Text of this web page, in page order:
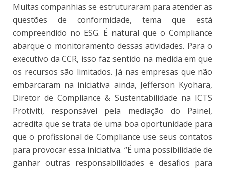
Muitas companhias se estruturaram para atender as
questões de conformidade, tema que está
compreendido no ESG. É natural que o Compliance
abarque o monitoramento dessas atividades. Para o
executivo da CCR, isso faz sentido na medida em que
os recursos são limitados. Já nas empresas que não
embarcaram na iniciativa ainda, Jefferson Kyohara,
Diretor de Compliance & Sustentabilidade na ICTS
Protiviti, responsável pela mediação do Painel,
acredita que se trata de uma boa oportunidade para
que o profissional de Compliance use seus contatos
para provocar essa iniciativa. “É uma possibilidade de
ganhar outras responsabilidades e desafios para